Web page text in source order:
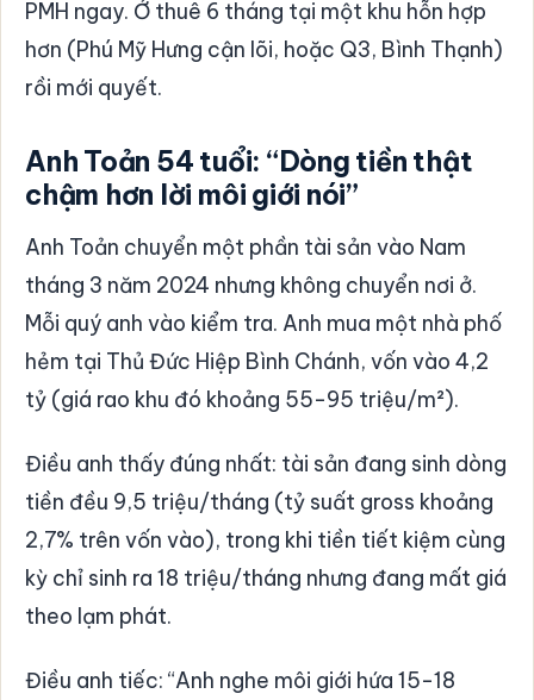
PMH ngay. Ở thuê 6 tháng tại một khu hỗn hợp
hơn (Phú Mỹ Hưng cận lõi, hoặc Q3, Bình Thạnh)
rồi mới quyết.
Anh Toản 54 tuổi: “Dòng tiền thật
chậm hơn lời môi giới nói”
Anh Toản chuyển một phần tài sản vào Nam
tháng 3 năm 2024 nhưng không chuyển nơi ở.
Mỗi quý anh vào kiểm tra. Anh mua một nhà phố
hẻm tại Thủ Đức Hiệp Bình Chánh, vốn vào 4,2
tỷ (giá rao khu đó khoảng 55-95 triệu/m²).
Điều anh thấy đúng nhất: tài sản đang sinh dòng
tiền đều 9,5 triệu/tháng (tỷ suất gross khoảng
2,7% trên vốn vào), trong khi tiền tiết kiệm cùng
kỳ chỉ sinh ra 18 triệu/tháng nhưng đang mất giá
theo lạm phát.
Điều anh tiếc: “Anh nghe môi giới hứa 15-18